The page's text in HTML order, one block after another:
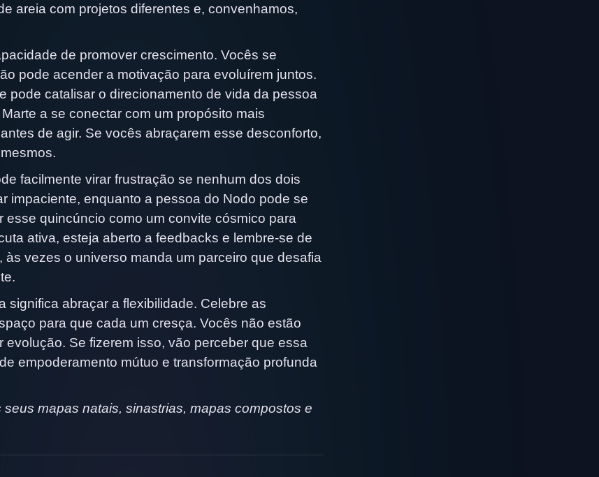
areia com projetos diferentes e, convenhamos,
de promover crescimento. Vocês se
pode acender a motivação para evoluírem juntos.
pode catalisar o direcionamento de vida da pessoa
a se conectar com um propósito mais
de agir. Se vocês abraçarem esse desconforto,
facilmente virar frustração se nenhum dos dois
impaciente, enquanto a pessoa do Nodo pode se
quincúncio como um convite cósmico para
ativa, esteja aberto a feedbacks e lembre-se de
vezes o universo manda um parceiro que desafia
significa abraçar a flexibilidade. Celebre as
para que cada um cresça. Vocês não estão
Se fizerem isso, vão perceber que essa
empoderamento mútuo e transformação profunda
mapas natais, sinastrias, mapas compostos e